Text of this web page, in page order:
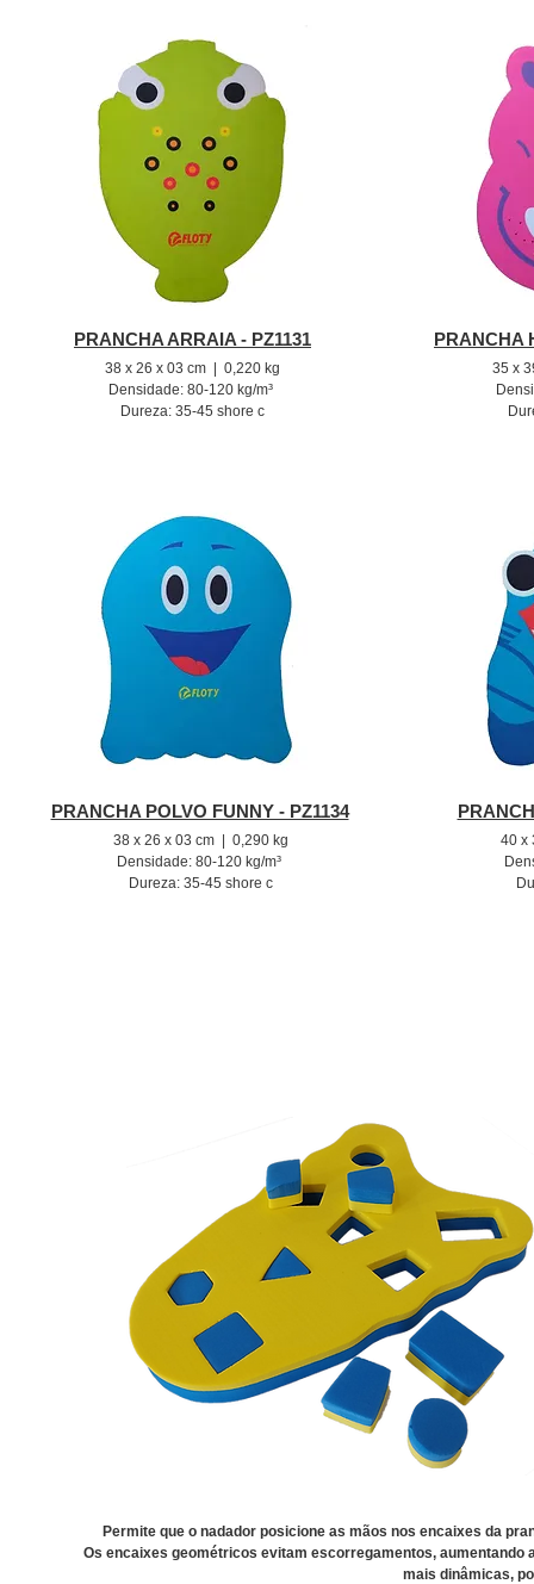
PRANCHA ARRAIA - PZ1131
38 x 26 x 03 cm | 0,220 kg
Densidade: 80-120 kg/m³
Dureza: 35-45 shore c
PRANCHA
35 x
D
PRANCHA POLVO FUNNY - PZ1134
38 x 26 x 03 cm | 0,290 kg
Densidade: 80-120 kg/m³
Dureza: 35-45 shore c
40 x
Permite que o nadador posicione as mãos nos encaixes da
Os encaixes geométricos evitam escorregamentos,
mais dinâmicas,